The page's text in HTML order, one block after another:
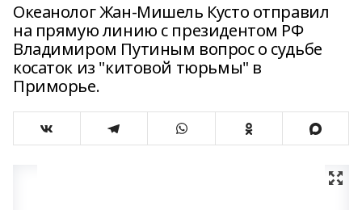
Океанолог Жан-Мишель Кусто отправил
на прямую линию с президентом РФ
Владимиром Путиным вопрос о судьбе
косаток из "китовой тюрьмы" в
Приморье.